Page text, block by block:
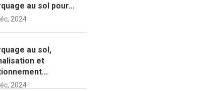
au sol pour...
2024
au sol,
et
2024